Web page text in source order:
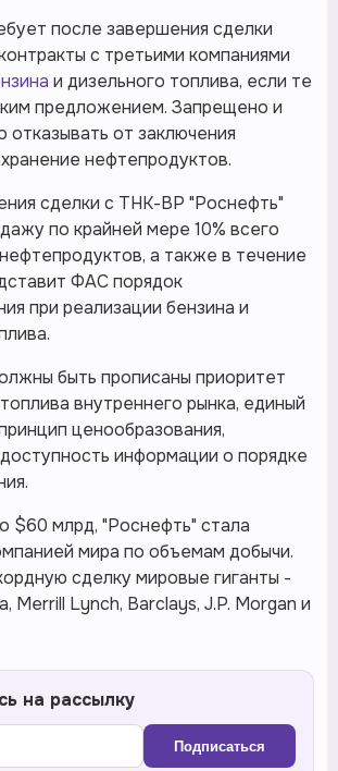
после завершения сделки
с третьими компаниями
и дизельного топлива, если те
предложением. Запрещено и
отказывать от заключения
нефтепродуктов.
сделки с ТНК-ВР "Роснефть"
по крайней мере 10% всего
а также в течение
ФАС порядок
при реализации бензина и
быть прописаны приоритет
внутреннего рынка, единый
ценообразования,
информации о порядке
$60 млрд, "Роснефть" стала
мира по объемам добычи.
сделку мировые гиганты -
Merrill Lynch, Barclays, J.P. Morgan и
на рассылку
Подписаться